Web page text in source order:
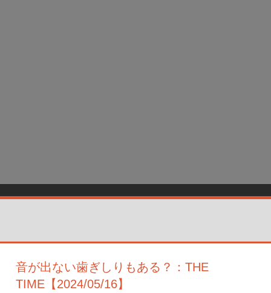
音が出ない歯ぎしりもある？：THE
TIME【2024/05/16】